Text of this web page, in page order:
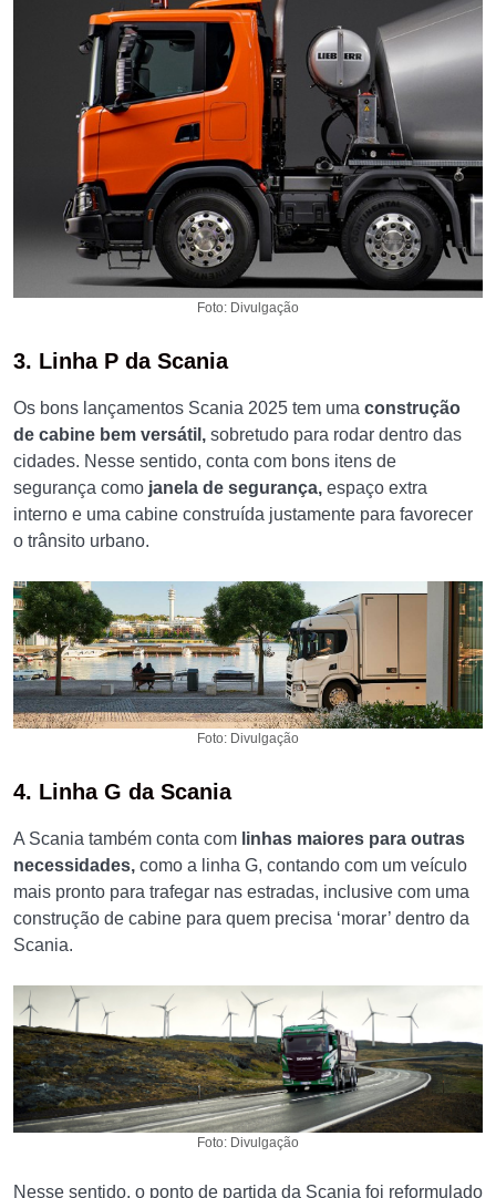
Foto: Divulgação
3. Linha P da Scania
Os bons lançamentos Scania 2025 tem uma construção
de cabine bem versátil, sobretudo para rodar dentro das
cidades. Nesse sentido, conta com bons itens de
segurança como janela de segurança, espaço extra
interno e uma cabine construída justamente para favorecer
o trânsito urbano.
Foto: Divulgação
4. Linha G da Scania
A Scania também conta com linhas maiores para outras
necessidades, como a linha G, contando com um veículo
mais pronto para trafegar nas estradas, inclusive com uma
construção de cabine para quem precisa ‘morar’ dentro da
Scania.
Foto: Divulgação
Nesse sentido, o ponto de partida da Scania foi reformulado